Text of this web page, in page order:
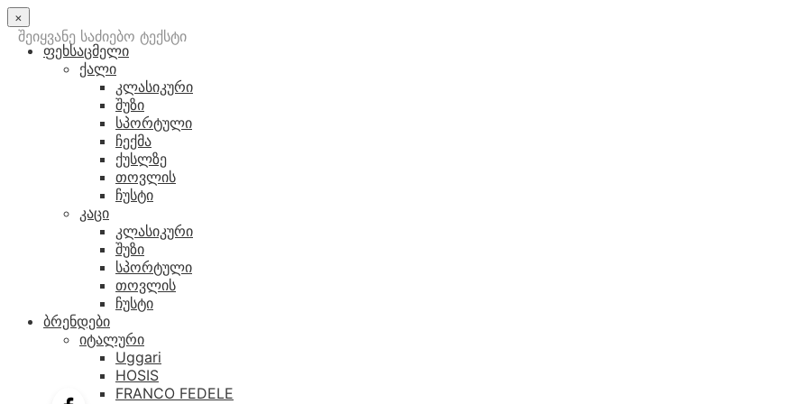
×
ფეხსაცმელი
ქალი
კლასიკური
შუზი
სპორტული
ჩექმა
ქუსლზე
თოვლის
ჩუსტი
კაცი
კლასიკური
შუზი
სპორტული
თოვლის
ჩუსტი
ბრენდები
იტალური
Uggari
HOSIS
FRANCO FEDELE
შეიყვანე საძიებო ტექსტი